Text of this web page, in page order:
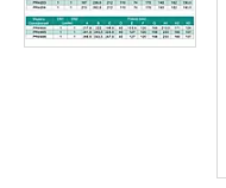
теплої підлоги
Запірно-регулююча